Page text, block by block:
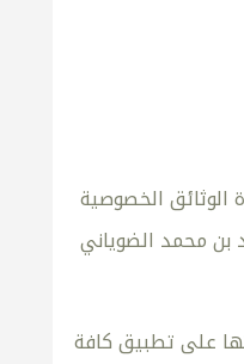
الوثائق الخصوصية
بن محمد الضوياني
على تطبيق كافة